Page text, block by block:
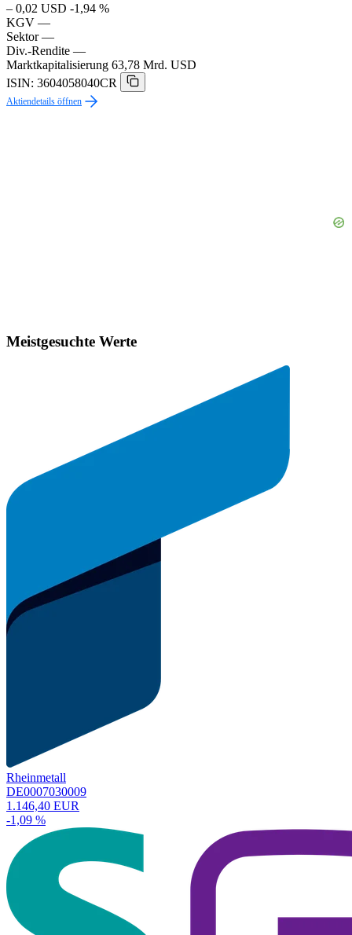
– 0,02 USD -1,94 %
KGV —
Sektor —
Div.-Rendite —
Marktkapitalisierung 63,78 Mrd. USD
ISIN: 3604058040CR
Aktiendetails öffnen
Meistgesuchte Werte
Rheinmetall
DE0007030009
1.146,40 EUR
-1,09 %